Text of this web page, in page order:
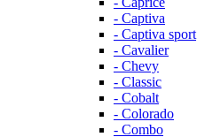
- Captiva
- Captiva sport
- Cavalier
- Chevy
- Classic
- Cobalt
- Colorado
- Combo